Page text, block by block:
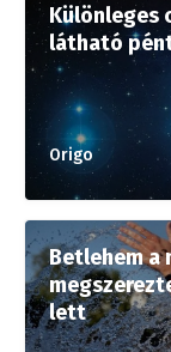
Különleges
látható
Origo
Betlehem a
lett